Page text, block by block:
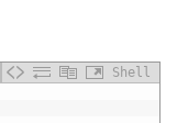
Shell